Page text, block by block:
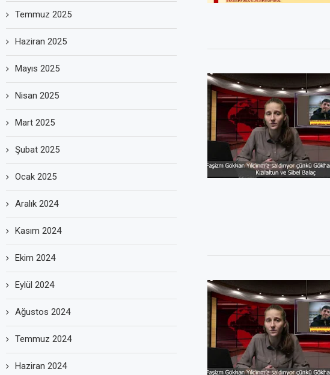
Temmuz 2025
Haziran 2025
Mayıs 2025
Nisan 2025
Mart 2025
Şubat 2025
Ocak 2025
Aralık 2024
Kasım 2024
Ekim 2024
Eylül 2024
Ağustos 2024
Temmuz 2024
Haziran 2024